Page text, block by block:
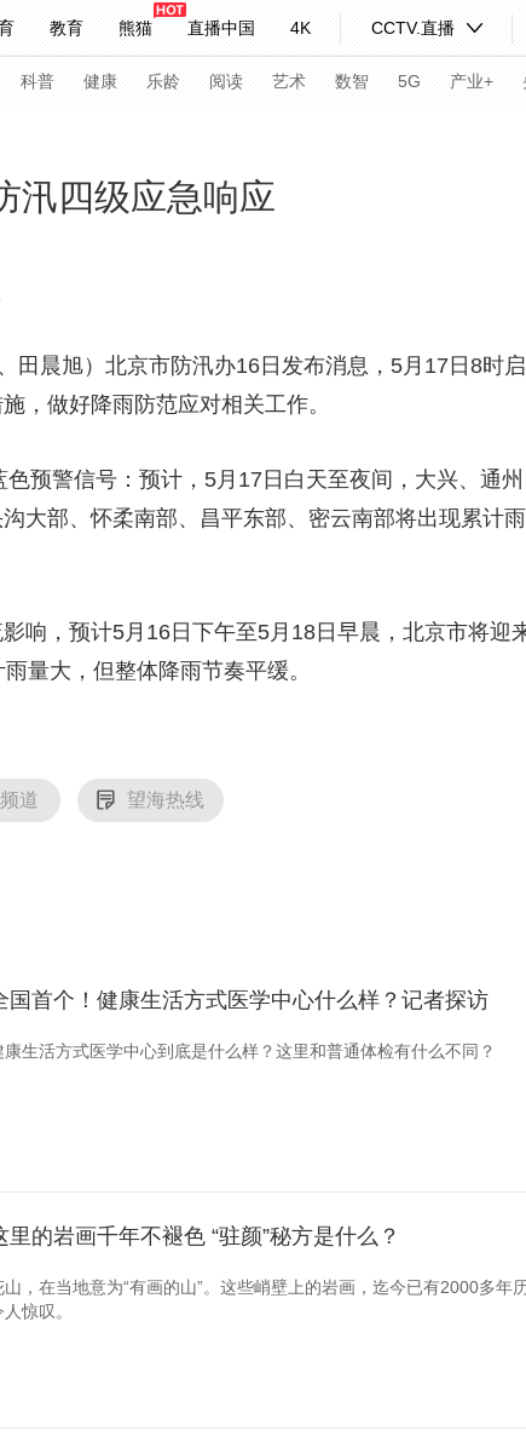
教育 熊猫 直播中国 4K CCTV.直播
热解读 天天学习
下载央视影音
科普 健康 乐龄 阅读 艺术 数智 5G 产业+
VR/AR 4K专区 全景新闻
人生第一次 人生第二次
CBA NBA 中超 国足 国际足球 网球 综
江湖 文化体育 冰雪道路 足球道路
超级工厂 智敬中国 全民健康 颜选攻略 海洋 时
热播榜 总台企业白名单
汛四级应急响应
晨旭）北京市防汛办16日发布消息，5月17日8时
，做好降雨防范应对相关工作。
警信号：预计，5月17日白天至夜间，大兴、通州
大部、怀柔南部、昌平东部、密云南部将出现累计
，预计5月16日下午至5月18日早晨，北京市将迎
量大，但整体降雨节奏平缓。
道 望海热线
国首个！健康生活方式医学中心什么样？记者探访
康生活方式医学中心到底是什么样？这里和普通体检有什么不同？
里的岩画千年不褪色 “驻颜”秘方是什么？
山，在当地意为“有画的山”。这些峭壁上的岩画，迄今已有2000多年
惊叹。